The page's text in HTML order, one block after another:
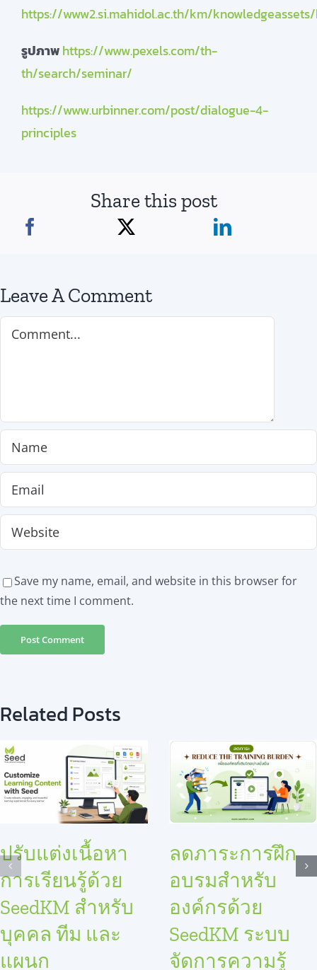
https://www2.si.mahidol.ac.th/km/
รูปภาพhttps://www.pexels.com/th-
th/search/seminar/
https://www.urbinner.com/post/dialogue-4-
principles
Share this post
Leave A Comment
Save my name, email, and website in this browser for
the next time I comment.
Related Posts
ปรับแต่งเนื้อหา
การเรียนรู้ด้วย
SeedKM สำหรับ
บุคคล ทีม และ
แผนก
ลดภาระการฝึก
อบรมสำหรับ
องค์กรด้วย
SeedKM ระบบ
จัดการความรู้